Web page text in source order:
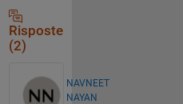
Risposte
(2)
NAVNEET
NAYAN